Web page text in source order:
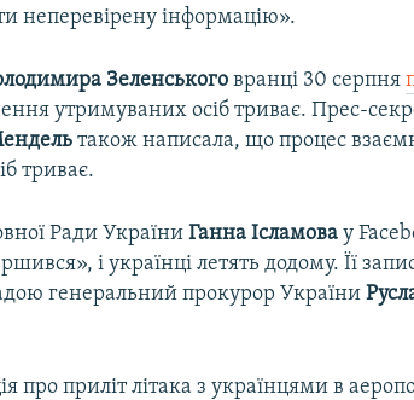
неперевірену інформацію».
Зеленського вранці 30 серпня
утримуваних осіб триває. Прес-
також написала, що процес
триває.
Ради УкраїниГанна Ісламова у
і українці летять додому. Її
генеральний прокурор України
про приліт літака з українцями в